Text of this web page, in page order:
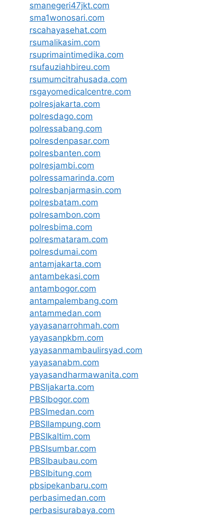
smanegeri47jkt.com
sma1wonosari.com
rscahayasehat.com
rsumalikasim.com
rsuprimaintimedika.com
rsufauziahbireu.com
rsumumcitrahusada.com
rsgayomedicalcentre.com
polresjakarta.com
polresdago.com
polressabang.com
polresdenpasar.com
polresbanten.com
polresjambi.com
polressamarinda.com
polresbanjarmasin.com
polresbatam.com
polresambon.com
polresbima.com
polresmataram.com
polresdumai.com
antamjakarta.com
antambekasi.com
antambogor.com
antampalembang.com
antammedan.com
yayasanarrohmah.com
yayasanpkbm.com
yayasanmambaulirsyad.com
yayasanabm.com
yayasandharmawanita.com
PBSIjakarta.com
PBSIbogor.com
PBSImedan.com
PBSIlampung.com
PBSIkaltim.com
PBSIsumbar.com
PBSIbaubau.com
PBSIbitung.com
pbsipekanbaru.com
perbasimedan.com
perbasisurabaya.com